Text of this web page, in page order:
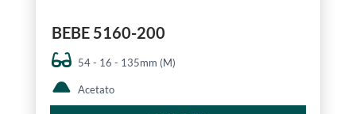
BEBE 5160-200
54 - 16 - 135mm (M)
Acetato